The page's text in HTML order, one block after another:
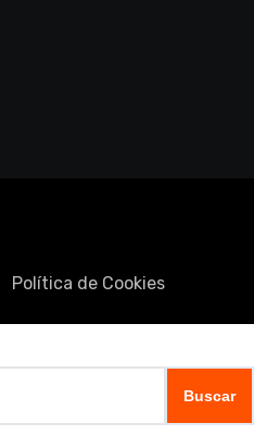
Política de Cookies